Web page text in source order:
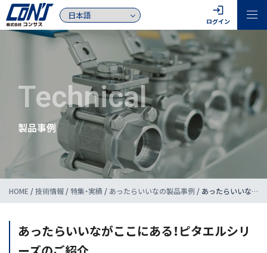
login
ログイン
Technical
製品事例
HOME /技術情報 /特集・実績 / あったらいいなの製品事例 / あったらいいながここにある！ピタエルシリーズのご紹介
あったらいいながここにある！ピタエルシリ